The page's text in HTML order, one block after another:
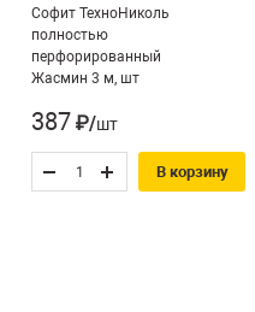
Перфорация:
Софит ТехноНиколь
полностью
перфорированный
Жасмин 3 м, шт
387 ₽/шт
В корзину